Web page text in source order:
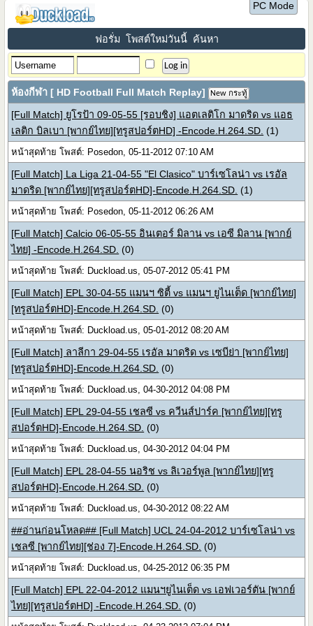
PC Mode
ฟอรั่ม โพสต์ใหม่วันนี้ ค้นหา
ห้องกีฬา [ HD Football Full Match Replay] New กระทู้
[Full Match] ยูโรป้า 09-05-55 [รอบชิง] แอตเลติโก มาดริด vs แอธ
เลติก บิลเบา [พากย์ไทย][ทรูสปอร์ตHD] -Encode.H.264.SD. (1)
หน้าสุดท้าย โพสต์: Posedon, 05-11-2012 07:10 AM
[Full Match] La Liga 21-04-55 "El Clasico" บาร์เซโลน่า vs เรอัล
มาดริด [พากย์ไทย][ทรูสปอร์ตHD]-Encode.H.264.SD. (1)
หน้าสุดท้าย โพสต์: Posedon, 05-11-2012 06:26 AM
[Full Match] Calcio 06-05-55 อินเตอร์ มิลาน vs เอซี มิลาน [พากย์
ไทย] -Encode.H.264.SD. (0)
หน้าสุดท้าย โพสต์: Duckload.us, 05-07-2012 05:41 PM
[Full Match] EPL 30-04-55 แมนฯ ซิตี้ vs แมนฯ ยูไนเต็ด [พากย์ไทย]
[ทรูสปอร์ตHD]-Encode.H.264.SD. (0)
หน้าสุดท้าย โพสต์: Duckload.us, 05-01-2012 08:20 AM
[Full Match] ลาลีกา 29-04-55 เรอัล มาดริด vs เซบีย่า [พากย์ไทย]
[ทรูสปอร์ตHD]-Encode.H.264.SD. (0)
หน้าสุดท้าย โพสต์: Duckload.us, 04-30-2012 04:08 PM
[Full Match] EPL 29-04-55 เชลซี vs ควีนส์ปาร์ค [พากย์ไทย][ทรู
สปอร์ตHD]-Encode.H.264.SD. (0)
หน้าสุดท้าย โพสต์: Duckload.us, 04-30-2012 04:04 PM
[Full Match] EPL 28-04-55 นอริช vs ลิเวอร์พูล [พากย์ไทย][ทรู
สปอร์ตHD]-Encode.H.264.SD. (0)
หน้าสุดท้าย โพสต์: Duckload.us, 04-30-2012 08:22 AM
##อ่านก่อนโหลด## [Full Match] UCL 24-04-2012 บาร์เซโลน่า vs
เชลซี [พากย์ไทย][ช่อง 7]-Encode.H.264.SD. (0)
หน้าสุดท้าย โพสต์: Duckload.us, 04-25-2012 06:35 PM
[Full Match] EPL 22-04-2012 แมนฯยูไนเต็ด vs เอฟเวอร์ตัน [พากย์
ไทย][ทรูสปอร์ตHD] -Encode.H.264.SD. (0)